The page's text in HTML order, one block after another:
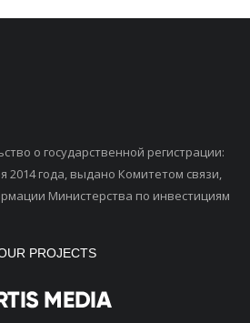
о государственной регистрации:
2014 года, выдано Комитетом связи,
Министерства по инвестициям
PROJECTS